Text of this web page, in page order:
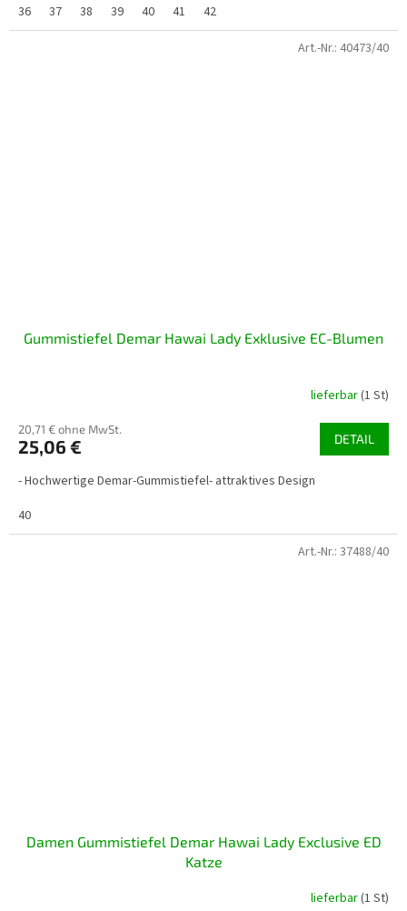
36 37 38 39 40 41 42
Gummistiefel Demar Hawai Lady Exklusive EC-Blumen
lieferbar(1 St)
20,71 € ohne MwSt.
25,06 € DETAIL
- Hochwertige Demar-Gummistiefel- attraktives Design
40
Art.-Nr.: 40473/40
Damen Gummistiefel Demar Hawai Lady Exclusive ED
Katze
lieferbar(1 St)
Art.-Nr.: 37488/40